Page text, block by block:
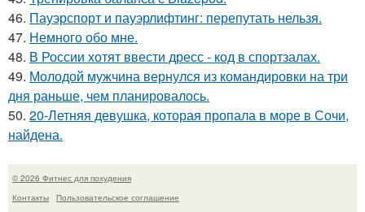
46. Пауэрспорт и пауэрлифтинг: перепутать нельзя.
47. Немного обо мне.
48. В России хотят ввести дресс - код в спортзалах.
49. Молодой мужчина вернулся из командировки на три
дня раньше, чем планировалось.
50. 20-Летняя девушка, которая пропала в море в Сочи,
найдена.
© 2026 Фитнес для похудения
Контакты
Пользовательское соглашение